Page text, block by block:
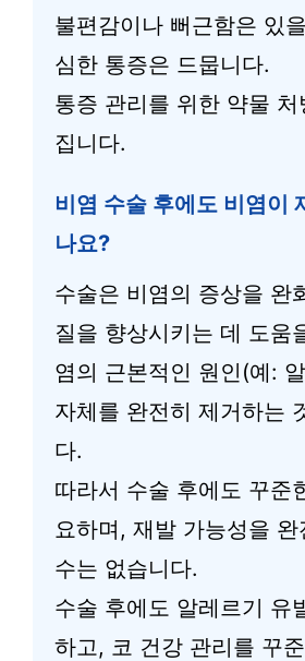
불편감이나 뻐근함은 있
심한 통증은 드뭅니다.
통증 관리를 위한 약물 처
집니다.
비염 수술 후에도 비염이
나요?
수술은 비염의 증상을 완
질을 향상시키는 데 도움
염의 근본적인 원인(예:
자체를 완전히 제거하는
다.
따라서 수술 후에도 꾸준
요하며, 재발 가능성을
수는 없습니다.
수술 후에도 알레르기 유
하고, 코 건강 관리를 꾸